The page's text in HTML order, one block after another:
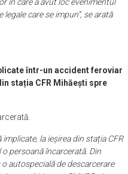
locului și efectuează cercetări
care a avut loc evenimentul
într-un accident feroviar
la ieșirea din stația CFR